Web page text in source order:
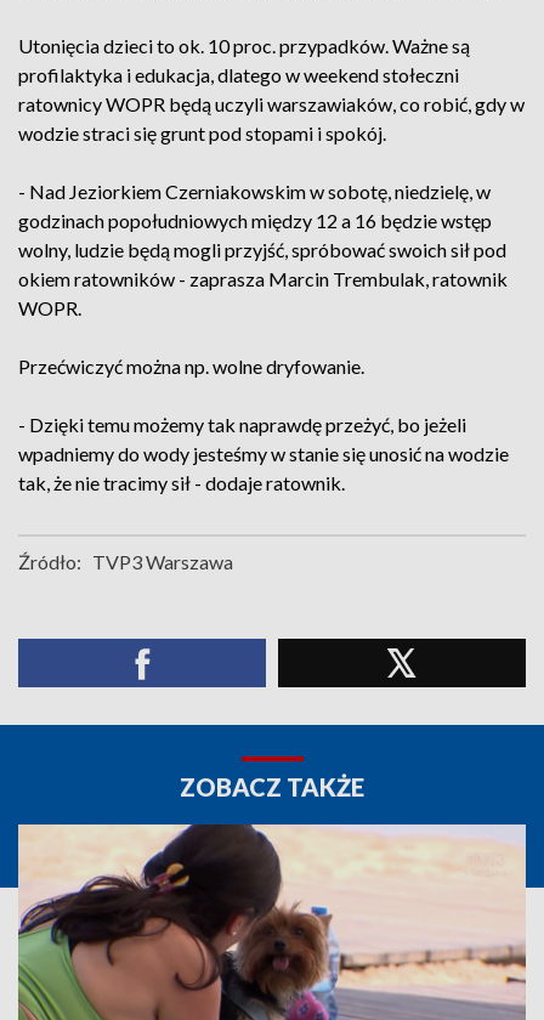
Utonięcia dzieci to ok. 10 proc. przypadków. Ważne są
profilaktyka i edukacja, dlatego w weekend stołeczni
ratownicy WOPR będą uczyli warszawiaków, co robić, gdy w
wodzie straci się grunt pod stopami i spokój.
- Nad Jeziorkiem Czerniakowskim w sobotę, niedzielę, w
godzinach popołudniowych między 12 a 16 będzie wstęp
wolny, ludzie będą mogli przyjść, spróbować swoich sił pod
okiem ratowników - zaprasza Marcin Trembulak, ratownik
WOPR.
Przećwiczyć można np. wolne dryfowanie.
- Dzięki temu możemy tak naprawdę przeżyć, bo jeżeli
wpadniemy do wody jesteśmy w stanie się unosić na wodzie
tak, że nie tracimy sił - dodaje ratownik.
Źródło: TVP3 Warszawa
ZOBACZ TAKŻE